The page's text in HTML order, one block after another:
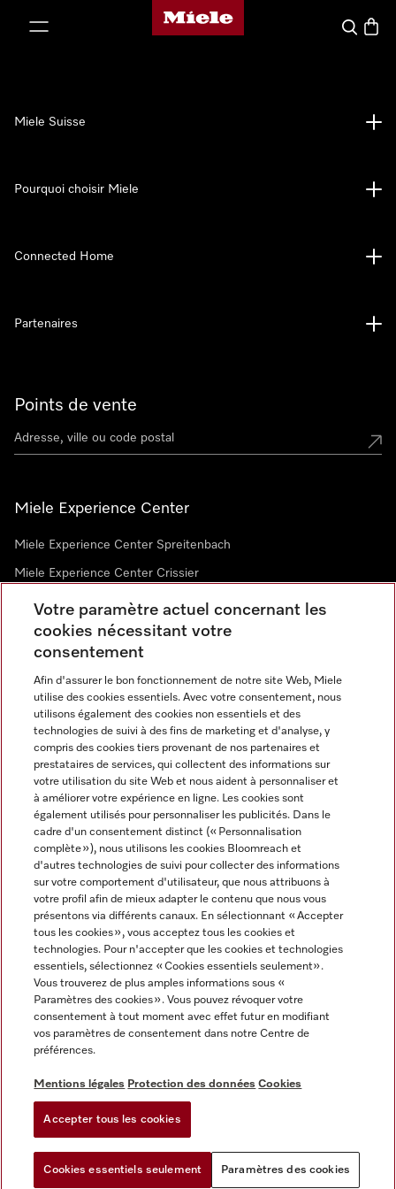
Page d'accueil de Miele
Search
Points de vente
Miele Experience Center
Miele Experience Center Spreitenbach
Miele Experience Center Crissier
Newsletter
Langue
FRANÇAIS
Miele Suisse
Pourquoi choisir Miele
Connected Home
Partenaires
Mentions légales
CGV
Protection des données
Paramètres des cookies
Miele sur Youtube
Votre paramètre actuel concernant les
cookies nécessitant votre
consentement
Afin d'assurer le bon fonctionnement de notre site Web, Miele
utilise des cookies essentiels. Avec votre consentement, nous
utilisons également des cookies non essentiels et des
technologies de suivi à des fins de marketing et d'analyse, y
compris des cookies tiers provenant de nos partenaires et
prestataires de services, qui collectent des informations sur
votre utilisation du site Web et nous aident à personnaliser et
à améliorer votre expérience en ligne. Les cookies sont
également utilisés pour personnaliser les publicités. Dans le
cadre d'un consentement distinct (« Personnalisation
complète »), nous utilisons les cookies Bloomreach et
d'autres technologies de suivi pour collecter des informations
sur votre comportement d'utilisateur, que nous attribuons à
votre profil afin de mieux adapter le contenu que nous vous
présentons via différents canaux. En sélectionnant « Accepter
tous les cookies », vous acceptez tous les cookies et
technologies. Pour n'accepter que les cookies et technologies
essentiels, sélectionnez « Cookies essentiels seulement».
Vous trouverez de plus amples informations sous «
Paramètres des cookies ». Vous pouvez révoquer votre
consentement à tout moment avec effet futur en modifiant
vos paramètres de consentement dans notre Centre de
préférences.
Mentions légales Protection des données Cookies
Accepter tous les cookies
Cookies essentiels seulement Paramètres des cookies